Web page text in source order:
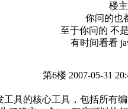
楼
你问的也
至于你问的 不
有时间看看
第6楼 2007-05-31
具的核心工具，包括所有